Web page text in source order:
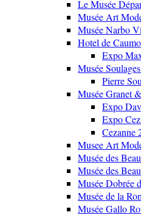
Le Musée
Musée Art
Musée Narbo
Hotel de
Expo
Musée
Pierre
Musée Granet
Expo
Expo
Cezanne
Musee Art
Musée des
Musée des
Musée Dobrée
Musée de la
Musée Gallo